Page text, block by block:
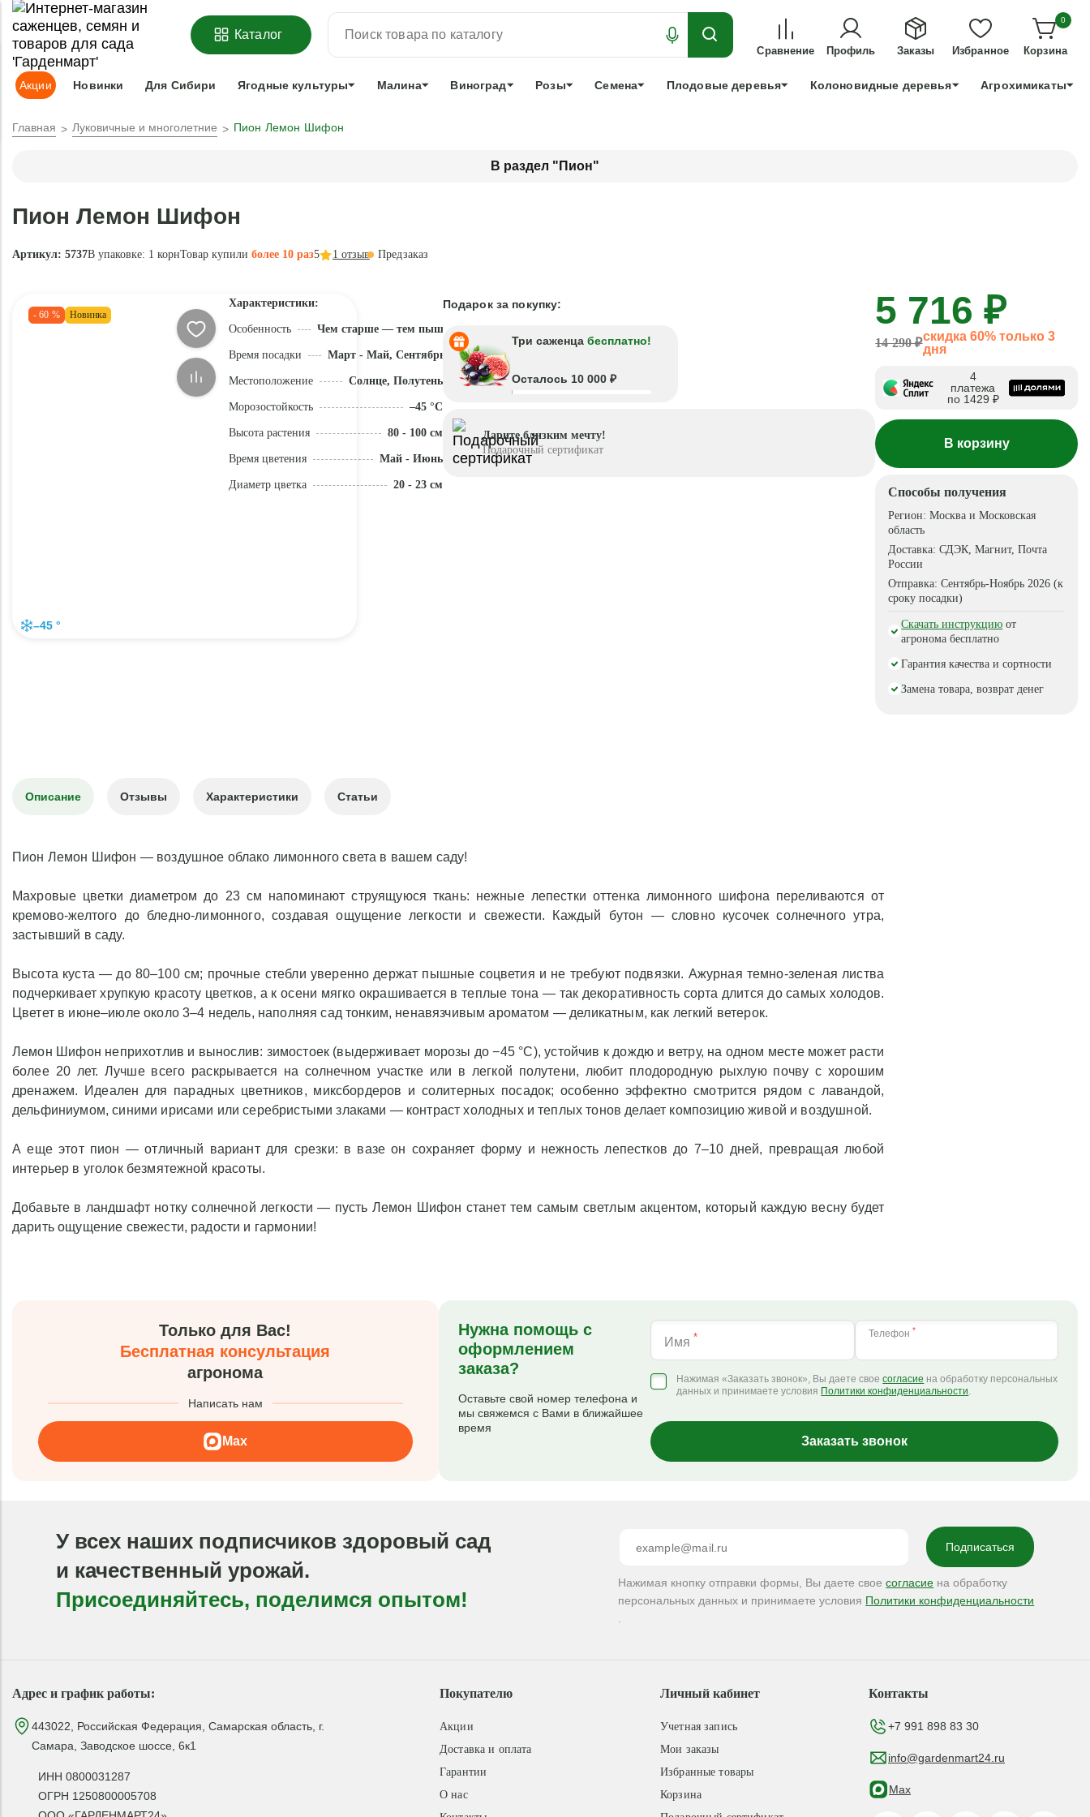
ОФОРМИТЬПРЕДЗАКАЗ =ЗАБРОНИРОВАТЬЛУЧШЕЕ ДЛЯ ТЕХ, КТО УСПЕЕТ!
Адрес доставки:Москва Доставка и оплата Гарантии +7 991 898 83 30
Каталог
Сравнение Профиль Заказы Избранное
0
Корзина
Акции Новинки Для Сибири Ягодные культуры Малина Виноград Розы Семена Плодовые деревья Колоновидные деревья Агрохимикаты
Главная Луковичные и многолетние Пион Лемон Шифон
В раздел "Пион"
Пион Лемон Шифон
Артикул: 5737В упаковке: 1 корнТовар купили более 10 раз5 1 отзыв Предзаказ
- 60 % Новинка
–45 °
Характеристики:
Особенность Чем старше — тем пышнее
Время посадки Март - Май, Сентябрь - Октябрь
Местоположение Солнце, Полутень
Морозостойкость –45 °C
Высота растения 80 - 100 см
Время цветения Май - Июнь
Диаметр цветка 20 - 23 см
Подарок за покупку:
Три саженца бесплатно!
Осталось 10 000 ₽
Дарите близким мечту!
Подарочный сертификат
5 716 ₽
14 290 ₽скидка 60% только 3
дня
4
платежа
по 1429 ₽
В корзину
Способы получения
Регион:Москва и Московская
область
Доставка:СДЭК, Магнит, Почта
России
Отправка:Сентябрь-Ноябрь 2026 (к
сроку посадки)
Скачать инструкцию от
агронома бесплатно
Гарантия качества и сортности
Замена товара, возврат денег
Описание Отзывы Характеристики Статьи
Пион Лемон Шифон — воздушное облако лимонного света в вашем саду!
Махровые цветки диаметром до 23 см напоминают струящуюся ткань: нежные лепестки оттенка лимонного шифона переливаются от
кремово‑желтого до бледно‑лимонного, создавая ощущение легкости и свежести. Каждый бутон — словно кусочек солнечного утра,
застывший в саду.
Высота куста — до 80–100 см; прочные стебли уверенно держат пышные соцветия и не требуют подвязки. Ажурная темно‑зеленая листва
подчеркивает хрупкую красоту цветков, а к осени мягко окрашивается в теплые тона — так декоративность сорта длится до самых холодов.
Цветет в июне–июле около 3–4 недель, наполняя сад тонким, ненавязчивым ароматом — деликатным, как легкий ветерок.
Лемон Шифон неприхотлив и вынослив: зимостоек (выдерживает морозы до −45 °C), устойчив к дождю и ветру, на одном месте может расти
более 20 лет. Лучше всего раскрывается на солнечном участке или в легкой полутени, любит плодородную рыхлую почву с хорошим
дренажем. Идеален для парадных цветников, миксбордеров и солитерных посадок; особенно эффектно смотрится рядом с лавандой,
дельфиниумом, синими ирисами или серебристыми злаками — контраст холодных и теплых тонов делает композицию живой и воздушной.
А еще этот пион — отличный вариант для срезки: в вазе он сохраняет форму и нежность лепестков до 7–10 дней, превращая любой
интерьер в уголок безмятежной красоты.
Добавьте в ландшафт нотку солнечной легкости — пусть Лемон Шифон станет тем самым светлым акцентом, который каждую весну будет
дарить ощущение свежести, радости и гармонии!
Только для Вас!
Бесплатная консультация
агронома
Написать нам
Max
Нужна помощь с
оформлением
заказа?
Оставьте свой номер телефона и
мы свяжемся с Вами в ближайшее
время
Имя * Телефон *
Нажимая «Заказать звонок», Вы даете своесогласие на обработку персональных
данных и принимаете условия Политики конфиденциальности.
Заказать звонок
У всех наших подписчиков здоровый сад
и качественный урожай.
Присоединяйтесь, поделимся опытом!
Нажимая кнопку отправки формы, Вы даете своесогласие на обработку
персональных данных и принимаете условия Политики конфиденциальности
Адрес и график работы:
443022, Российская Федерация, Самарская область, г.
Самара, Заводское шоссе, 6к1
ИНН 0800031287
ОГРН 1250800005708
Покупателю
Акции
Доставка и оплата
Гарантии
О нас
Личный кабинет
Учетная запись
Мои заказы
Избранные товары
Корзина
Контакты
+7 991 898 83 30
info@gardenmart24.ru
Max